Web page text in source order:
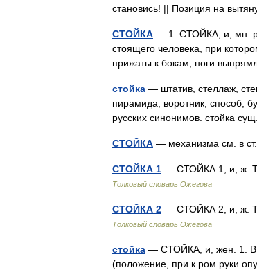
становись! || Позиция на
СТОЙКА — 1. СТОЙКА, и; мн.
стоящего человека, при
прижаты к бокам, ноги
стойка — штатив, стеллаж,
пирамида, воротник, способ,
русских синонимов. стойка
СТОЙКА — механизма см. в
СТОЙКА 1 — СТОЙКА 1, и, ж.
Толковый словарь Ожегова
СТОЙКА 2 — СТОЙКА 2, и, ж.
Толковый словарь Ожегова
стойка — СТОЙКА, и, жен. 1. В
(положение, при к ром руки